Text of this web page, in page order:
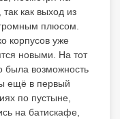
как выход из
плюсом.
корпусов уже
новыми. На тот
возможность
ещё в первый
по пустыне,
на батискафе,